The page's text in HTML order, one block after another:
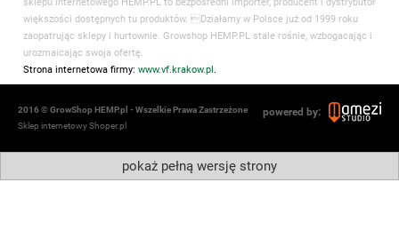
sklepu internetowego HEMP.PL to bezpośredni importer, producent i dystrybutor
większości dostępnych tu produktów. Działamy w Polsce już od 1999 roku
zaopatrując sklepy i hurtownie. Growshop HEMP.PL stale rośnie, wzbogacając i
urozmaicając swoja ofertę.
Strona internetowa firmy: www.vf.krakow.pl .
2016 © GrowShop HEMP.pl - Wszelkie Prawa Zastrzeżone
Sklep internetowy Shoper.pl
powered by:
pokaż pełną wersję strony